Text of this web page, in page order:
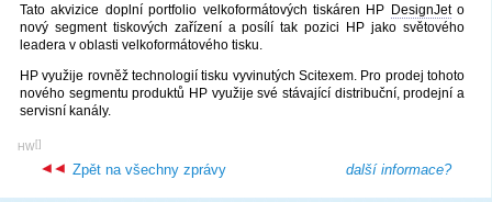
Tato akvizice doplní portfolio velkoformátových tiskáren HP DesignJeto
nový segment tiskových zařízení a posílí tak pozici HP jako světového
leadera v oblasti velkoformátového tisku.
HP využije rovněž technologií tisku vyvinutých Scitexem. Pro prodej tohoto
nového segmentu produktů HP využije své stávající distribuční, prodejní a
servisní kanály.
[
HW ]
další informace?
Zpět na všechny zprávy